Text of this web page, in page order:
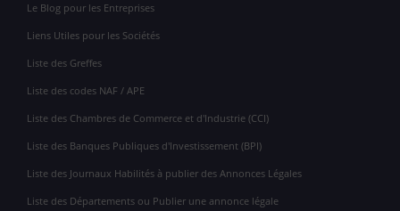
Le Blog pour les Entreprises
Liens Utiles pour les Sociétés
Liste des Greffes
Liste des codes NAF / APE
Liste des Chambres de Commerce et d'Industrie (CCI)
Liste des Banques Publiques d'Investissement (BPI)
Liste des Journaux Habilités à publier des Annonces Légales
Liste des Départements ou Publier une annonce légale